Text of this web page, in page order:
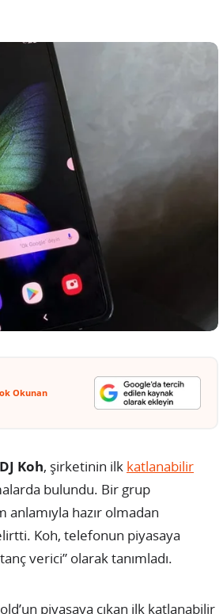
Okunan
DJ Koh, şirketinin ilk katlanabilir
bulundu. Bir grup
anlamıyla hazır olmadan
Koh, telefonun piyasaya
verici” olarak tanımladı.
piyasaya çıkan ilk katlanabilir